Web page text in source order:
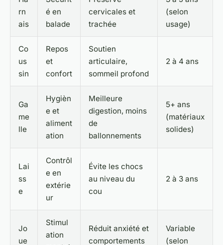
rn
ais
é en
balade
cervicales et
trachée
(selon
usage)
Co
us
sin
Repos
et
confort
Soutien
articulaire,
sommeil profond
2 à 4 ans
Ga
me
lle
Hygièn
e et
aliment
ation
Meilleure
digestion, moins
de
ballonnements
5+ ans
(matériaux
solides)
Lai
ss
e
Contrôl
e en
extérie
ur
Évite les chocs
au niveau du
cou
2 à 3 ans
Jo
ue
Stimul
ation
Réduit anxiété et
comportements
Variable
(selon